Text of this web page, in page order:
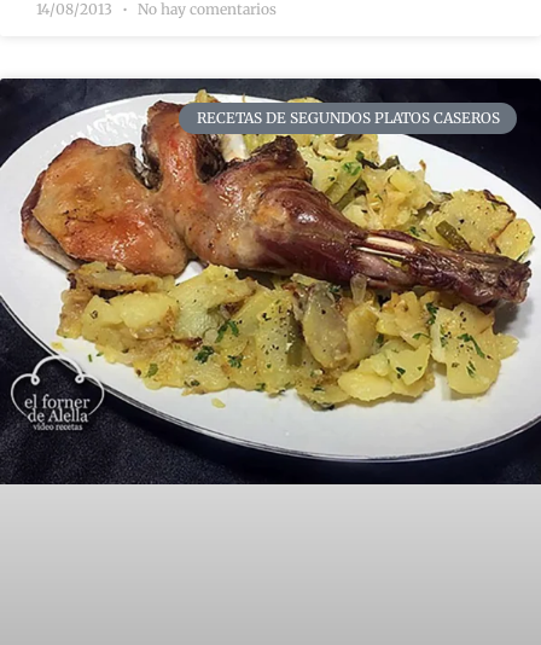
14/08/2013 No hay comentarios
RECETAS DE SEGUNDOS PLATOS CASEROS